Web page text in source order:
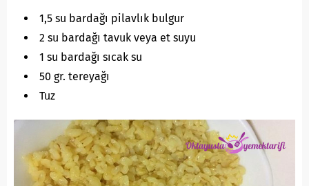
1,5 su bardağı pilavlık bulgur
2 su bardağı tavuk veya et suyu
1 su bardağı sıcak su
50 gr. tereyağı
Tuz